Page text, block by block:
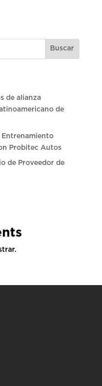
Buscar
de alianza
de
Entrenamiento
Probitec Autos
de Proveedor de